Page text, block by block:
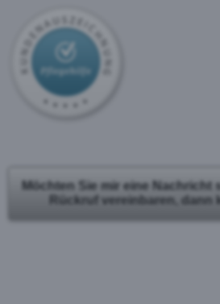
Möchten Sie mir eine Nachricht
Rückruf vereinbaren, dann